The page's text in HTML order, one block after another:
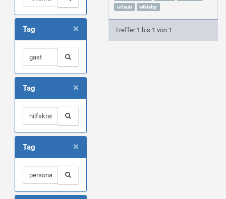
×
Tag
×
Tag
×
Tag
urlaub
wikisbp
Treffer 1 bis 1 von 1